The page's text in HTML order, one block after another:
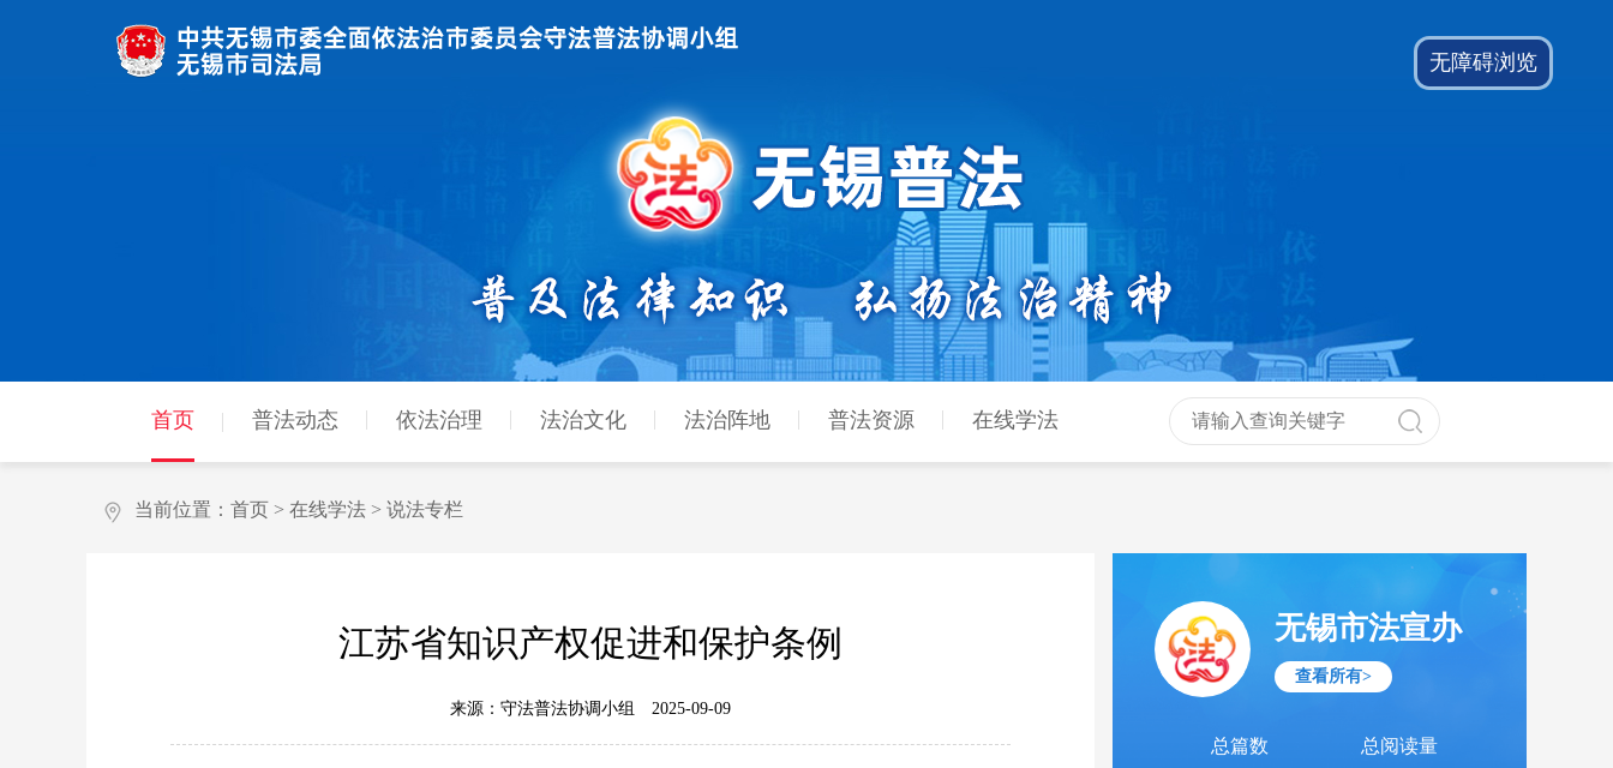
首页 普法动态 依法治理 法治文化 法治阵地 普法资源 在线学法
当前位置： 首页 > 在线学法 > 说法专栏
江苏省知识产权促进和保护条例
来源：守法普法协调小组 2025-09-09
无锡市法宣办
查看所有>
总篇数 总阅读量
无障碍浏览